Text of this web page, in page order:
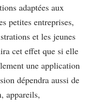
adaptées aux
petites entreprises,
et les jeunes
cet effet que si elle
une application
dépendra aussi de
appareils,